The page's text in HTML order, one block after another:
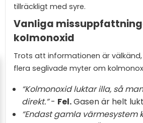
tillräckligt med syre.
Vanliga
kolmonoxid
Trots att informationen är
flera seglivade myter om
“Kolmonoxid luktar illa, så
direkt.”- Fel.Gasen är helt
“Endast gamla värmesystem